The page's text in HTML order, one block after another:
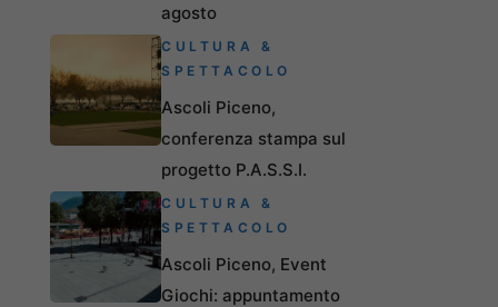
agosto
CULTURA &
SPETTACOLO
Ascoli Piceno,
conferenza stampa sul
progetto P.A.S.S.I.
CULTURA &
SPETTACOLO
Ascoli Piceno, Event
Giochi: appuntamento